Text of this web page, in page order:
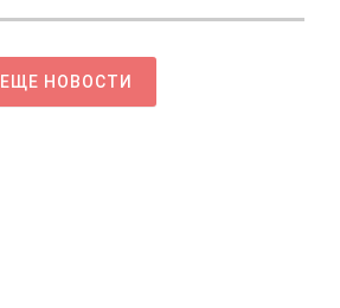
ЕЩЕ НОВОСТИ